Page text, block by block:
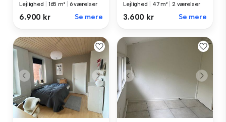
Lejlighed 165 m² 6 værelser
6.900 kr Se mere
Lejlighed 47 m² 2 værelser
3.600 kr Se mere